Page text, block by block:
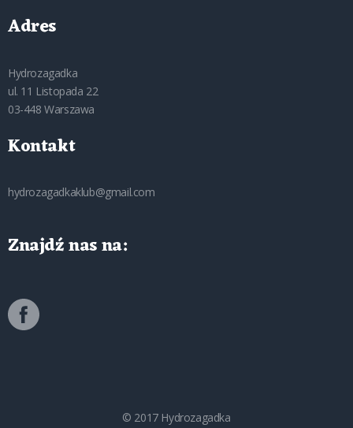
Adres
Hydrozagadka
ul. 11 Listopada 22
03-448 Warszawa
Kontakt
hydrozagadkaklub@gmail.com
Znajdź nas na:
© 2017 Hydrozagadka